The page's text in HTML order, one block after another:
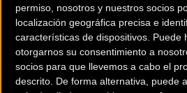
permiso, nosotros y nuestros socios
localización geográfica precisa e
características de dispositivos. Puede
otorgarnos su consentimiento a
socios para que llevemos a cabo el
descrito. De forma alternativa, puede